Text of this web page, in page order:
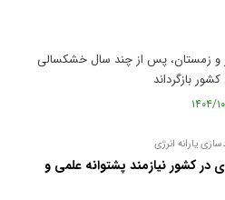
در پاییز و زمستان، پس از چند سال خشکسالی
بازگرداند
یارانه انرژی
در کشور نیازمند پشتوانه علمی و